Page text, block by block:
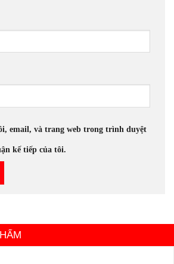
email, và trang web trong trình duyệt
kế tiếp của tôi.